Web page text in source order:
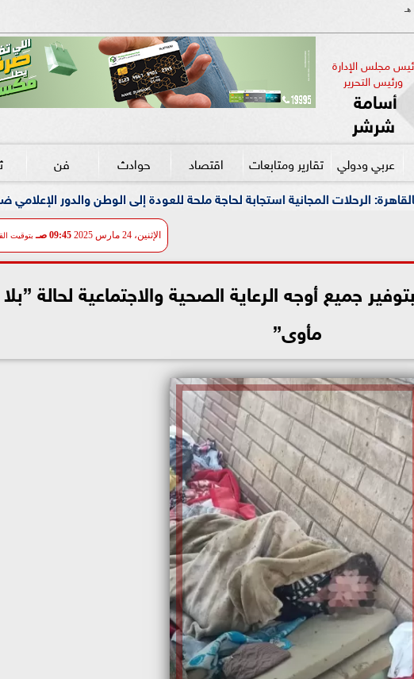
هـ
مجلس الإدارة
ورئيس التحرير
أسامة
شرشر
عربي ودولي تقارير ومتابعات اقتصاد حوادث فن
استجابة لحاجة ملحة للعودة إلى الوطن والدور الإعلامي ضروري لدعم
الإثنين، 24 مارس 2025 09:45 صـ بتوقيت
جميع أوجه الرعاية الصحية والاجتماعية لحالة ”بلا
مأوى”